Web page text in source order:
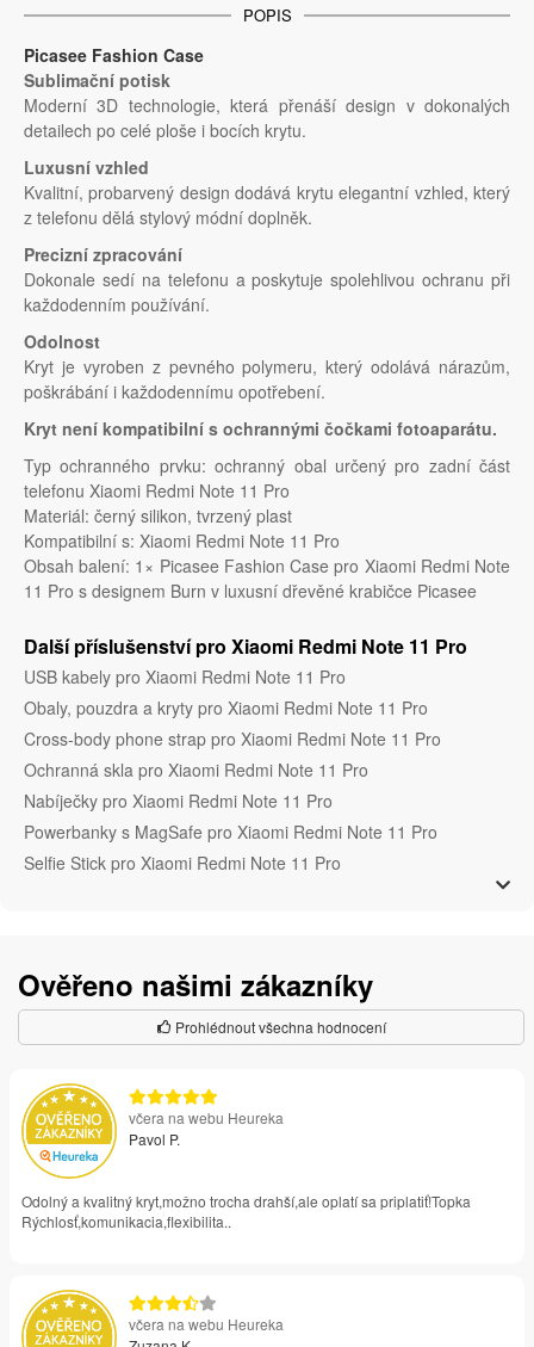
POPIS
Picasee Fashion Case
Sublimační potisk
Moderní 3D technologie, která přenáší design v dokonalých
detailech po celé ploše i bocích krytu.
Luxusní vzhled
Kvalitní, probarvený design dodává krytu elegantní vzhled, který
z telefonu dělá stylový módní doplněk.
Precizní zpracování
Dokonale sedí na telefonu a poskytuje spolehlivou ochranu při
každodenním používání.
Odolnost
Kryt je vyroben z pevného polymeru, který odolává nárazům,
poškrábání i každodennímu opotřebení.
Kryt není kompatibilní s ochrannými čočkami fotoaparátu.
Typ ochranného prvku: ochranný obal určený pro zadní část
telefonu Xiaomi Redmi Note 11 Pro
Materiál: černý silikon, tvrzený plast
Kompatibilní s: Xiaomi Redmi Note 11 Pro
Obsah balení: 1× Picasee Fashion Case pro Xiaomi Redmi Note
11 Pro s designem Burn v luxusní dřevěné krabičce Picasee
Další příslušenství pro Xiaomi Redmi Note 11 Pro
USB kabely pro Xiaomi Redmi Note 11 Pro
Obaly, pouzdra a kryty pro Xiaomi Redmi Note 11 Pro
Cross-body phone strap pro Xiaomi Redmi Note 11 Pro
Ochranná skla pro Xiaomi Redmi Note 11 Pro
Nabíječky pro Xiaomi Redmi Note 11 Pro
Powerbanky s MagSafe pro Xiaomi Redmi Note 11 Pro
Selfie Stick pro Xiaomi Redmi Note 11 Pro
Ověřeno našimi zákazníky
Prohlédnout všechna hodnocení
včera na webu Heureka
Pavol P.
Odolný a kvalitný kryt,možno trocha drahší,ale oplatí sa priplatiť!Topka
Rýchlosť,komunikacia,flexibilita..
včera na webu Heureka